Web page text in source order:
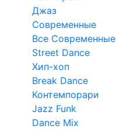
Джаз
Современные
Все Современные
Street Dance
Хип-хоп
Break Dance
Контемпорари
Jazz Funk
Dance Mix